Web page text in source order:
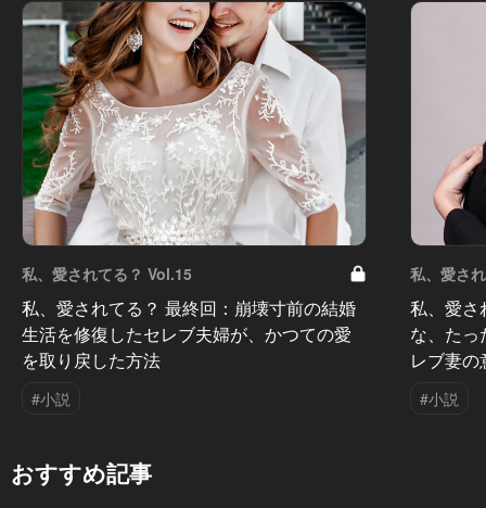
私、愛されてる？ Vol.15
私、愛されてる？ 最終回：崩壊寸前の結婚
生活を修復したセレブ夫婦が、かつての愛
を取り戻した方法
#小説
私、愛さ
私、愛さ
な、た
レブ妻の
#小説
おすすめ記事